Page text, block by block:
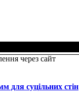
через сайт
для суцільних стін